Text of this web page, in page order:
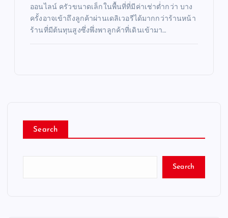
ออนไลน์ ครัวขนาดเล็กในพื้นที่ที่มีค่าเช่าต่ำกว่า บาง
ครั้งอาจเข้าถึงลูกค้าผ่านเดลิเวอรีได้มากกว่าร้านหน้า
ร้านที่มีต้นทุนสูงซึ่งพึ่งพาลูกค้าที่เดินเข้ามา…
Search
Search